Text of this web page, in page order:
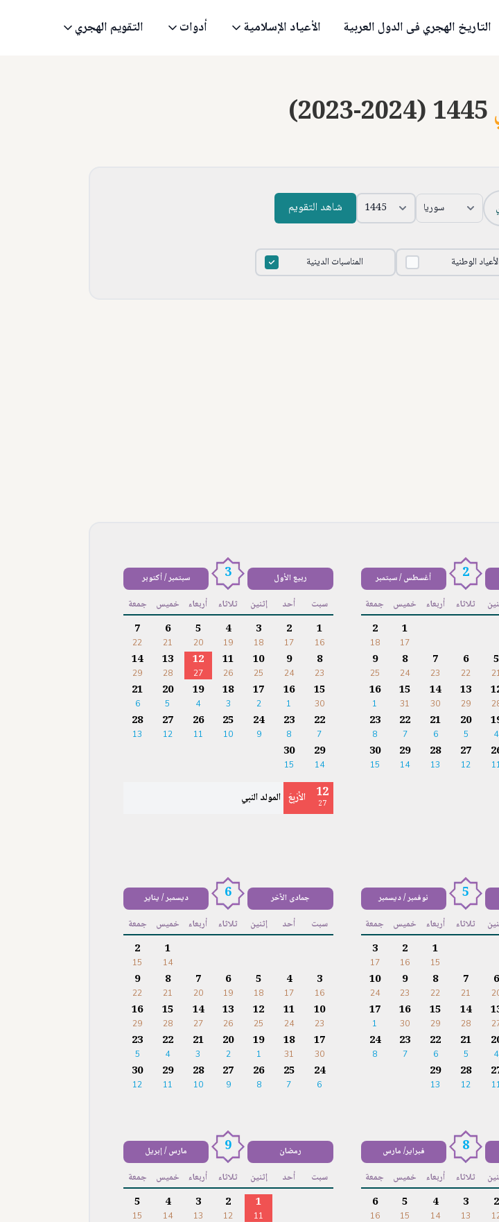
التاريخ الهجري فى الدول العربية الأعياد الإسلامية أدوات التقويم الهجري
(2023-2024) 1445
شاهد التقويم
المناسبات الدينية الأعياد الوطنية
2 أغسطس / سبتمبر
ثلاثاء أربعاء خميس جمعة
1
17
2
18
5
6
22
7
23
8
24
9
25
13
29
14
30
15
31
16
1
4
20
5
21
6
22
7
23
8
27
12
28
13
29
14
30
15
ربيع الأول 3 سبتمبر / أكتوبر
سبت أحد إثنين ثلاثاء أربعاء خميس جمعة
1
16
2
17
3
18
4
19
5
20
6
21
7
22
8
23
9
24
10
25
11
26
12
27
13
28
14
29
15
30
16
1
17
2
18
3
19
4
20
5
21
6
22
7
23
8
24
9
25
10
26
11
27
12
28
13
29
14
30
15
12
27 الأَرْبِعَ المولد النبي
5 نوفمبر / ديسمبر
ثلاثاء أربعاء خميس جمعة
1
15
2
16
3
17
6
7
21
8
22
9
23
10
24
14
28
15
29
16
30
17
1
4
21
5
22
6
23
7
24
8
28
12
29
13
جمادى الآخر 6 ديسمبر / يناير
سبت أحد إثنين ثلاثاء أربعاء خميس جمعة
1
14
2
15
3
16
4
17
5
18
6
19
7
20
8
21
9
22
10
23
11
24
12
25
13
26
14
27
15
28
16
29
17
30
18
31
19
1
20
2
21
3
22
4
23
5
24
6
25
7
26
8
27
9
28
10
29
11
30
12
8 فبراير/ مارس
ثلاثاء أربعاء خميس جمعة
2
3
13
4
14
5
15
6
16
رمضان 9 مارس / إبريل
سبت أحد إثنين ثلاثاء أربعاء خميس جمعة
1
11
2
12
3
13
4
14
5
15